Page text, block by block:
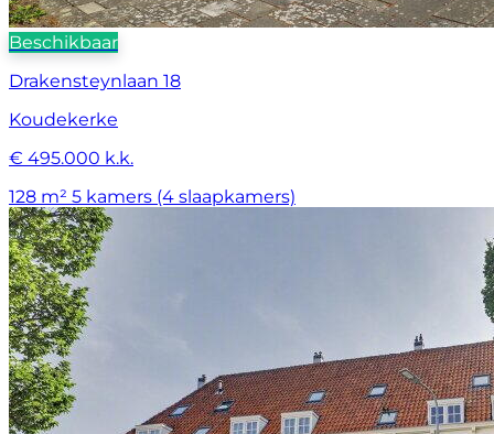
Beschikbaar
Drakensteynlaan 18
Koudekerke
€ 495.000 k.k.
128 m² 5 kamers (4 slaapkamers)